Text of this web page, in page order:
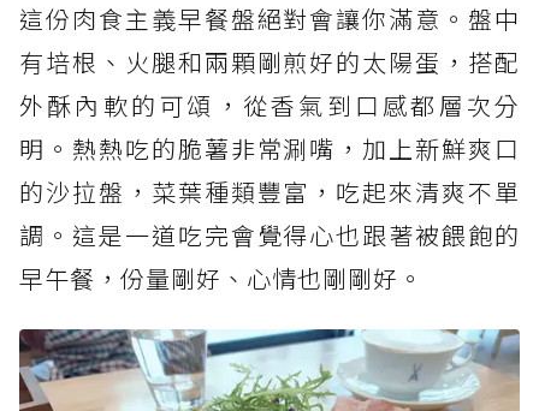
這份肉食主義早餐盤絕對會讓你滿意。盤中
有培根、火腿和兩顆剛煎好的太陽蛋，搭配
外酥內軟的可頌，從香氣到口感都層次分
明。熱熱吃的脆薯非常涮嘴，加上新鮮爽口
的沙拉盤，菜葉種類豐富，吃起來清爽不單
調。這是一道吃完會覺得心也跟著被餵飽的
早午餐，份量剛好、心情也剛剛好。